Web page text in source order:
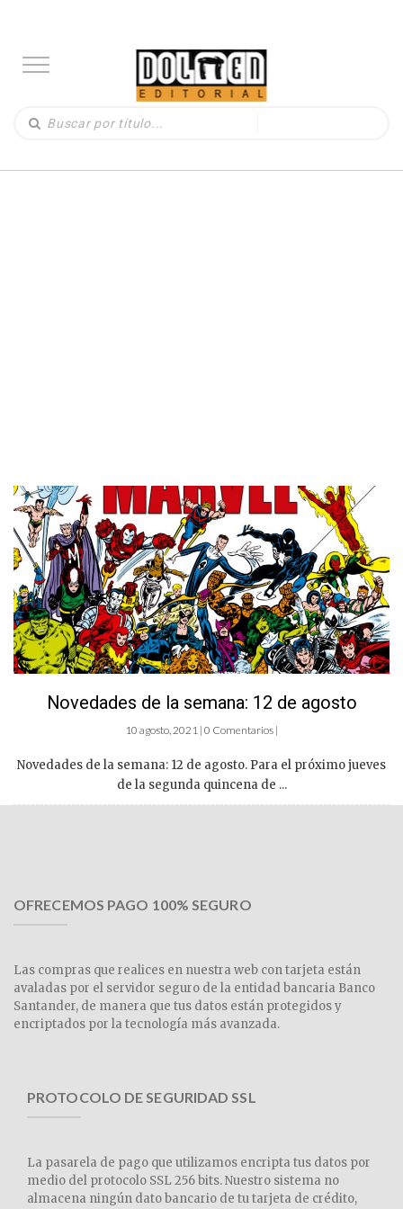
Novedades de la semana: 12 de agosto
10 agosto, 2021 | 0 Comentarios |
Novedades de la semana: 12 de agosto. Para el próximo jueves
de la segunda quincena de ...
OFRECEMOS PAGO 100% SEGURO
Las compras que realices en nuestra web con tarjeta están
avaladas por el servidor seguro de la entidad bancaria Banco
Santander, de manera que tus datos están protegidos y
encriptados por la tecnología más avanzada.
PROTOCOLO DE SEGURIDAD SSL
La pasarela de pago que utilizamos encripta tus datos por
medio del protocolo SSL 256 bits. Nuestro sistema no
almacena ningún dato bancario de tu tarjeta de crédito,